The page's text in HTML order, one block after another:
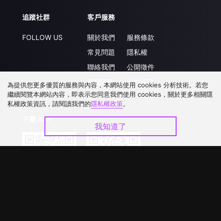
追蹤社群
FOLLOW US
客戶服務
關於我們
常見問題
聯絡我們
升級VIP
服務條款
隱私權
公開徵件
合作洽談
下載 APP
為提供您更多優質的服務與內容，本網站使用 cookies 分析技術。若您
繼續閱覽本網站內容，即表示您同意我們使用 cookies，關於更多相關隱
私權政策資訊，請閱讀我們的隱私權政策。
我知道了